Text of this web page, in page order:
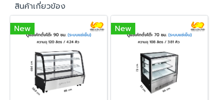
สินค้าเกี่ยวข้อง
New
New